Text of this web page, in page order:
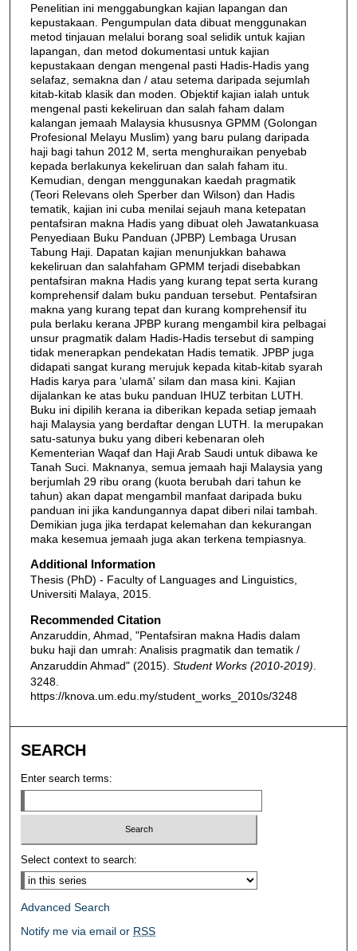
Penelitian ini menggabungkan kajian lapangan dan
kepustakaan. Pengumpulan data dibuat menggunakan
metod tinjauan melalui borang soal selidik untuk kajian
lapangan, dan metod dokumentasi untuk kajian
kepustakaan dengan mengenal pasti Hadis-Hadis yang
selafaz, semakna dan / atau setema daripada sejumlah
kitab-kitab klasik dan moden. Objektif kajian ialah untuk
mengenal pasti kekeliruan dan salah faham dalam
kalangan jemaah Malaysia khususnya GPMM (Golongan
Profesional Melayu Muslim) yang baru pulang daripada
haji bagi tahun 2012 M, serta menghuraikan penyebab
kepada berlakunya kekeliruan dan salah faham itu.
Kemudian, dengan menggunakan kaedah pragmatik
(Teori Relevans oleh Sperber dan Wilson) dan Hadis
tematik, kajian ini cuba menilai sejauh mana ketepatan
pentafsiran makna Hadis yang dibuat oleh Jawatankuasa
Penyediaan Buku Panduan (JPBP) Lembaga Urusan
Tabung Haji. Dapatan kajian menunjukkan bahawa
kekeliruan dan salahfaham GPMM terjadi disebabkan
pentafsiran makna Hadis yang kurang tepat serta kurang
komprehensif dalam buku panduan tersebut. Pentafsiran
makna yang kurang tepat dan kurang komprehensif itu
pula berlaku kerana JPBP kurang mengambil kira pelbagai
unsur pragmatik dalam Hadis-Hadis tersebut di samping
tidak menerapkan pendekatan Hadis tematik. JPBP juga
didapati sangat kurang merujuk kepada kitab-kitab syarah
Hadis karya para ‘ulamā' silam dan masa kini. Kajian
dijalankan ke atas buku panduan IHUZ terbitan LUTH.
Buku ini dipilih kerana ia diberikan kepada setiap jemaah
haji Malaysia yang berdaftar dengan LUTH. Ia merupakan
satu-satunya buku yang diberi kebenaran oleh
Kementerian Waqaf dan Haji Arab Saudi untuk dibawa ke
Tanah Suci. Maknanya, semua jemaah haji Malaysia yang
berjumlah 29 ribu orang (kuota berubah dari tahun ke
tahun) akan dapat mengambil manfaat daripada buku
panduan ini jika kandungannya dapat diberi nilai tambah.
Demikian juga jika terdapat kelemahan dan kekurangan
maka kesemua jemaah juga akan terkena tempiasnya.
Additional Information
Thesis (PhD) - Faculty of Languages and Linguistics,
Universiti Malaya, 2015.
Recommended Citation
Anzaruddin, Ahmad, "Pentafsiran makna Hadis dalam
buku haji dan umrah: Analisis pragmatik dan tematik /
Anzaruddin Ahmad" (2015). Student Works (2010-2019)
3248.
https://knova.um.edu.my/student_works_2010s/3248
SEARCH
Enter search terms:
Select context to search:
Advanced Search
Notify me via email or RSS